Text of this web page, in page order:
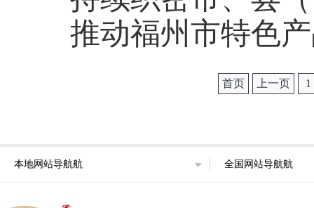
推动福州市特色
首页 上一页 1
本地网站导航航 全国网站导航航